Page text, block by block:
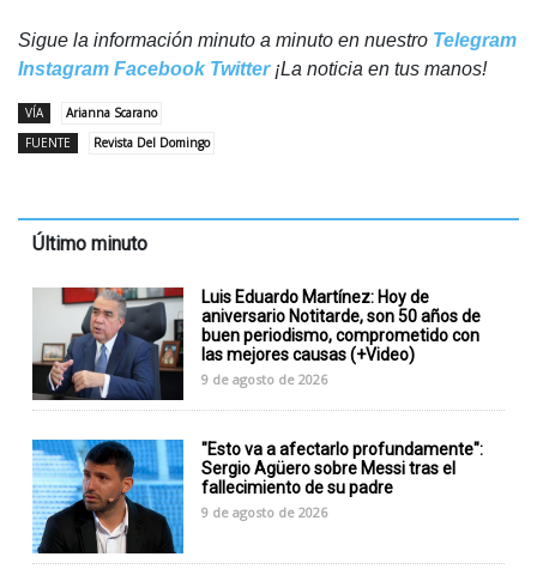
Sigue la información minuto a minuto en nuestro Telegram
Instagram Facebook Twitter¡La noticia en tus manos!
VÍA
Arianna Scarano
FUENTE
Revista Del Domingo
Último minuto
Luis Eduardo Martínez: Hoy de
aniversario Notitarde, son 50 años de
buen periodismo, comprometido con
las mejores causas (+Video)
9 de agosto de 2026
"Esto va a afectarlo profundamente":
Sergio Agüero sobre Messi tras el
fallecimiento de su padre
9 de agosto de 2026